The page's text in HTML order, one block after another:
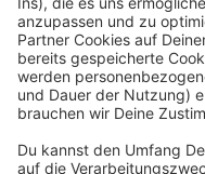
treibt den Wandel
Bei einem
und Energiefragen
Zusammenarbeit
als Lehrbuch für
angesehen.